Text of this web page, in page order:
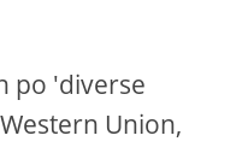
po 'diverse
Union,